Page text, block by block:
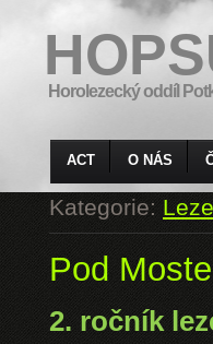
Horolezecký oddíl
ACT O NÁS
Kategorie:
Pod
2. ročník